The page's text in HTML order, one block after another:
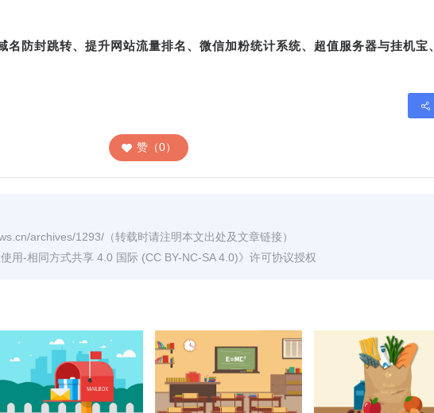
名防封跳转、提升网站流量排名、微信加粉统计系统、超值服务器与挂机宝
赞（0）
archives/1293/ （转载时请注明本文出处及文章链接）
用-相同方式共享 4.0 国际 (CC BY-NC-SA 4.0)》许可协议授权